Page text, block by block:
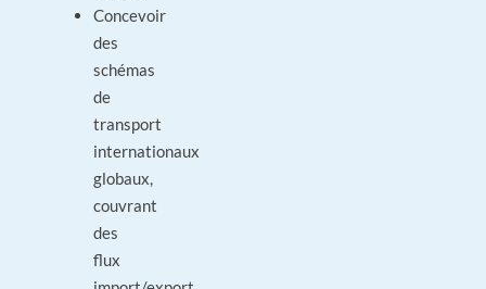
Concevoir
des
schémas
de
transport
internationaux
globaux,
couvrant
des
flux